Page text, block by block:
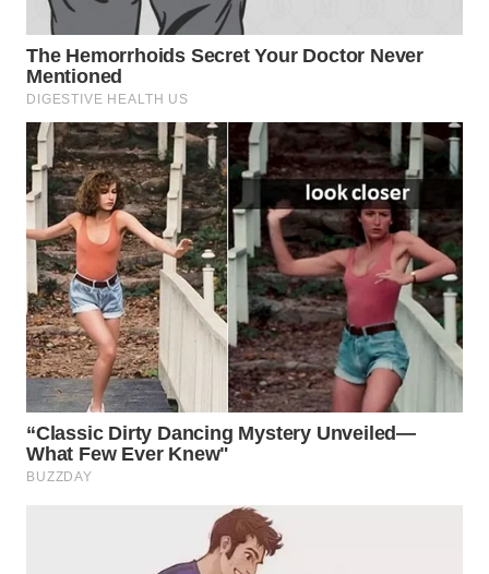
BEKASI
WN
BOGOR
WN
DEPOK
WN
TAPANULI
UTARA
WN
SAMOSIR
WN